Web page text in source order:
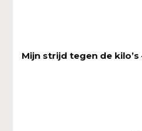
Mijn strijd tegen de